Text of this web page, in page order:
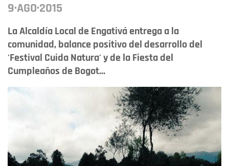
9·AGO·2015
La Alcaldía Local de Engativá entrega a la
comunidad, balance positivo del desarrollo del
'Festival Cuida Natura' y de la Fiesta del
Cumpleaños de Bogot...